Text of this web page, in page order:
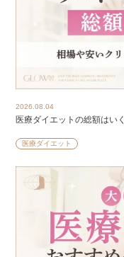
2026.08.04
医療ダイエットの総額はい
医療ダイエット